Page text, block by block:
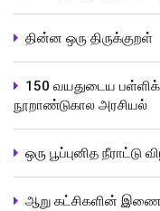
தின்ன ஒரு திருக்குறள்
150 வயதுடைய
நூறாண்டுகால அரசியல்
ஒரு பூப்புனித நீராட்டு
ஆறு கட்சிகளின்